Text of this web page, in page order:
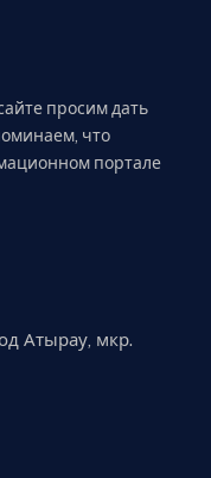
просим дать
что
портале
Атырау, мкр.